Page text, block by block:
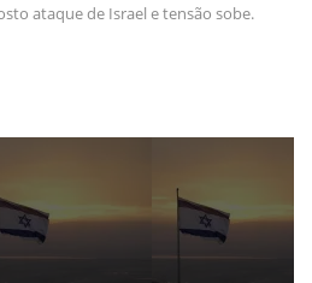
ataque de Israel e tensão sobe.